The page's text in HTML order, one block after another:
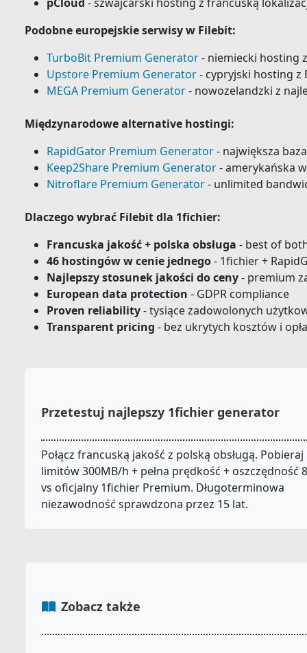
Podobne europejskie serwisy w Filebit:
TurboBit Premium Generator- niemiecki hosting
Upstore Premium Generator- cypryjski hosting z
MEGA Premium Generator- nowozelandzki z
Międzynarodowe alternative hostingi:
RapidGator Premium Generator- największa
Keep2Share Premium Generator- amerykańska
Nitroflare Premium Generator- unlimited
Dlaczego wybrać Filebit dla 1fichier:
Francuska jakość + polska obsługa - best of
46 hostingów w cenie jednego- 1fichier +
Najlepszy stosunek jakości do ceny- premium
European data protection - GDPR compliance
Proven reliability- tysiące zadowolonych
Transparent pricing - bez ukrytych kosztów i
Przetestuj najlepszy 1fichier generator
Połącz francuską jakość z polską obsługą. Pobieraj
limitów 300MB/h + pełna prędkość + oszczędność
vs oficjalny 1fichier Premium. Długoterminowa
niezawodność sprawdzona przez 15 lat.
Zobacz także